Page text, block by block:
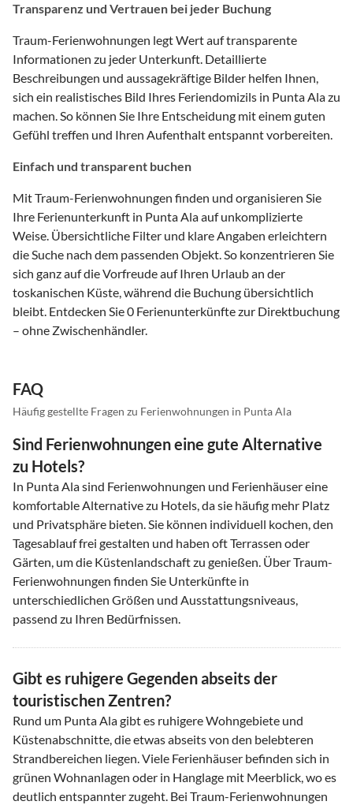
Transparenz und Vertrauen bei jeder Buchung
Traum-Ferienwohnungen legt Wert auf transparente
Informationen zu jeder Unterkunft. Detaillierte
Beschreibungen und aussagekräftige Bilder helfen Ihnen,
sich ein realistisches Bild Ihres Feriendomizils in Punta Ala zu
machen. So können Sie Ihre Entscheidung mit einem guten
Gefühl treffen und Ihren Aufenthalt entspannt vorbereiten.
Einfach und transparent buchen
Mit Traum-Ferienwohnungen finden und organisieren Sie
Ihre Ferienunterkunft in Punta Ala auf unkomplizierte
Weise. Übersichtliche Filter und klare Angaben erleichtern
die Suche nach dem passenden Objekt. So konzentrieren Sie
sich ganz auf die Vorfreude auf Ihren Urlaub an der
toskanischen Küste, während die Buchung übersichtlich
bleibt. Entdecken Sie 0 Ferienunterkünfte zur Direktbuchung
– ohne Zwischenhändler.
FAQ
Häufig gestellte Fragen zu Ferienwohnungen in Punta Ala
Sind Ferienwohnungen eine gute Alternative
zu Hotels?
In Punta Ala sind Ferienwohnungen und Ferienhäuser eine
komfortable Alternative zu Hotels, da sie häufig mehr Platz
und Privatsphäre bieten. Sie können individuell kochen, den
Tagesablauf frei gestalten und haben oft Terrassen oder
Gärten, um die Küstenlandschaft zu genießen. Über Traum-
Ferienwohnungen finden Sie Unterkünfte in
unterschiedlichen Größen und Ausstattungsniveaus,
passend zu Ihren Bedürfnissen.
Gibt es ruhigere Gegenden abseits der
touristischen Zentren?
Rund um Punta Ala gibt es ruhigere Wohngebiete und
Küstenabschnitte, die etwas abseits von den belebteren
Strandbereichen liegen. Viele Ferienhäuser befinden sich in
grünen Wohnanlagen oder in Hanglage mit Meerblick, wo es
deutlich entspannter zugeht. Bei Traum-Ferienwohnungen